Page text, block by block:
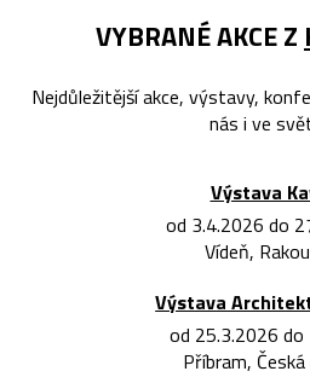
VYBRANÉ AKCE Z
Nejdůležitější akce, výstavy,
nás i ve
Výstava
od 3.4.2026 do
Vídeň,
Výstava
od 25.3.2026
Příbram,